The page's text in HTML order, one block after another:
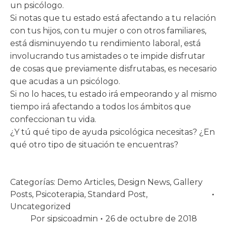
un psicólogo.
Si notas que tu estado está afectando a tu relación
con tus hijos, con tu mujer o con otros familiares,
está disminuyendo tu rendimiento laboral, está
involucrando tus amistades o te impide disfrutar
de cosas que previamente disfrutabas, es necesario
que acudas a un psicólogo.
Si no lo haces, tu estado irá empeorando y al mismo
tiempo irá afectando a todos los ámbitos que
confeccionan tu vida.
¿Y tú qué tipo de ayuda psicológica necesitas? ¿En
qué otro tipo de situación te encuentras?
Categorías: Demo Articles, Design News, Gallery
Posts, Psicoterapia, Standard Post,
Uncategorized
Por sipsicoadmin 26 de octubre de 2018